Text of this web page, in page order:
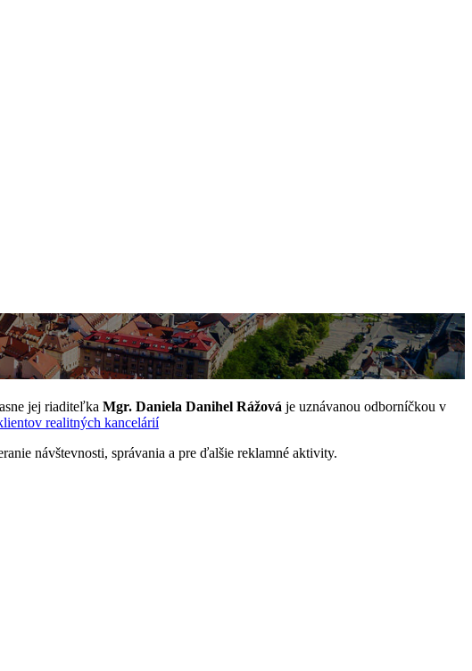
jej riaditeľka Mgr. Daniela Danihel Rážová je uznávanou odborníčkou v
realitných kancelárií
návštevnosti, správania a pre ďalšie reklamné aktivity.